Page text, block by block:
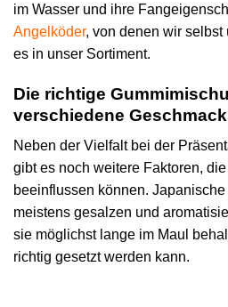
im Wasser und ihre
Angelköder, von denen wir selbst
es in unser Sortiment.
Die richtige
verschiedene
Neben der Vielfalt bei der
gibt es noch weitere Faktoren,
beeinflussen können.
meistens gesalzen und
sie möglichst lange im Maul
richtig gesetzt werden kann.